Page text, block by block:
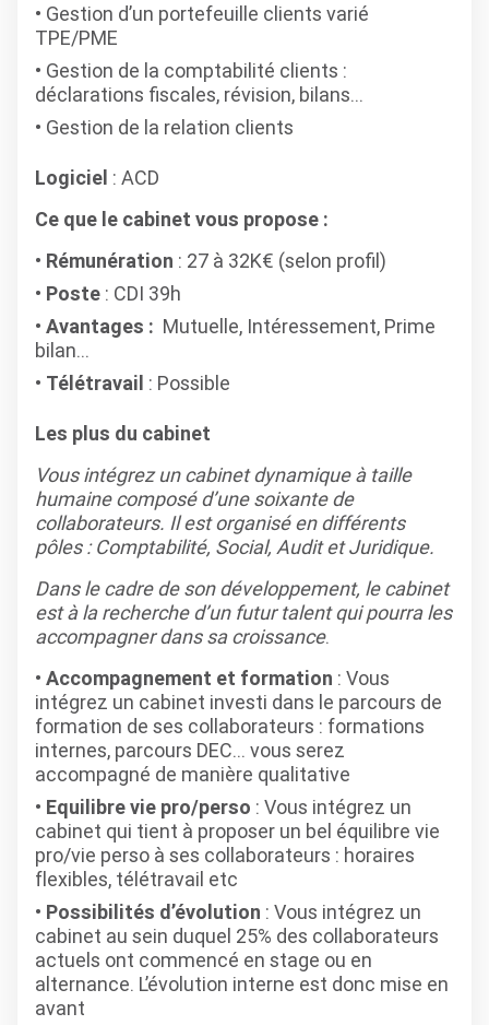
Gestion d’un portefeuille clients varié
TPE/PME
Gestion de la comptabilité clients :
déclarations fiscales, révision, bilans…
Gestion de la relation clients
Logiciel : ACD
Ce que le cabinet vous propose :
Rémunération : 27 à 32K€ (selon profil)
Poste : CDI 39h
Avantages : Mutuelle, Intéressement, Prime
bilan…
Télétravail : Possible
Les plus du cabinet
Vous intégrez un cabinet dynamique à taille
humaine composé d’une soixante de
collaborateurs. Il est organisé en différents
pôles : Comptabilité, Social, Audit et Juridique.
Dans le cadre de son développement, le cabinet
est à la recherche d’un futur talent qui pourra les
accompagner dans sa croissance.
Accompagnement et formation : Vous
intégrez un cabinet investi dans le parcours de
formation de ses collaborateurs : formations
internes, parcours DEC… vous serez
accompagné de manière qualitative
Equilibre vie pro/perso : Vous intégrez un
cabinet qui tient à proposer un bel équilibre vie
pro/vie perso à ses collaborateurs : horaires
flexibles, télétravail etc
Possibilités d’évolution : Vous intégrez un
cabinet au sein duquel 25% des collaborateurs
actuels ont commencé en stage ou en
alternance. L’évolution interne est donc mise en
avant